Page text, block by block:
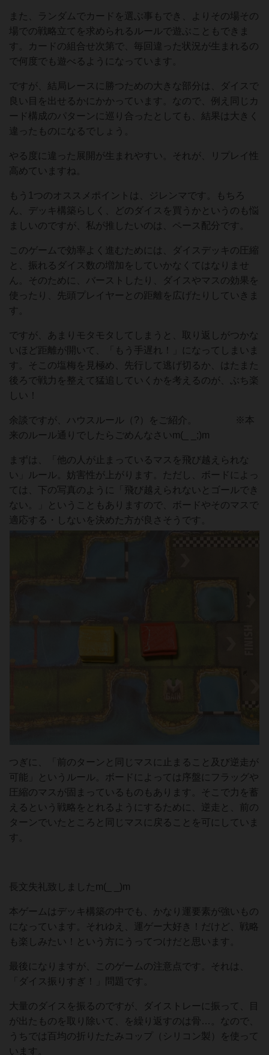
また、ランダムでカードを選ぶ事もでき、よりその場その
場での戦略立てを求められるルールで遊ぶこともできま
す。カードの組合せ次第で、毎回違った状況が生まれるの
で何度でも遊べるようになっています。
ですが、結局レースに勝つための大きな部分は、ダイスで
良い目を出せるかにかかっています。なので、例え同じカ
ード構成のパターンに巡り合ったとしても、結果は大きく
違ったものになるでしょう。
やる度に違った展開が生まれやすい。それが、リプレイ性
高めていますね。
もう1つのオススメポイントは、ジレンマです。もちろ
ん、デッキ構築らしく、どのダイスを買うかというのも悩
ましいのですが、私が推したいのは、ペース配分です。
このゲームで効率よく進むためには、ダイスデッキの圧縮
と、振れるダイス数の増加をしていかなくてはなりませ
ん。そのために、バーストしたり、ダイスやマスの効果を
使ったり、先頭プレイヤーとの距離を広げたりしていきま
す。
ですが、あまりモタモタしてしまうと、取り返しがつかな
いほど距離が開いて、「もう手遅れ！」になってしまいま
す。そこの塩梅を見極め、先行して逃げ切るか、はたまた
後ろで戦力を整えて猛追していくかを考えるのが、ぶち楽
しい！
余談ですが、ハウスルール（?）をご紹介。 ※本
来のルール通りでしたらごめんなさいm(_ _;)m
まずは、「他の人が止まっているマスを飛び越えられな
い」ルール。妨害性が上がります。ただし、ボードによっ
ては、下の写真のように「飛び越えられないとゴールでき
ない。」ということもありますので、ボードやそのマスで
適応する・しないを決めた方が良さそうです。
つぎに、「前のターンと同じマスに止まること及び逆走が
可能」というルール。ボードによっては序盤にフラッグや
圧縮のマスが固まっているものもあります。そこで力を蓄
えるという戦略をとれるようにするために、逆走と、前の
ターンでいたところと同じマスに戻ることを可にしていま
す。
長文失礼致しましたm(_ _)m
本ゲームはデッキ構築の中でも、かなり運要素が強いもの
になっています。それゆえ、運ゲー大好き！だけど、戦略
も楽しみたい！という方にうってつけだと思います。
最後になりますが、このゲームの注意点です。それは、
「ダイス振りすぎ！」問題です。
大量のダイスを振るのですが、ダイストレーに振って、目
が出たものを取り除いて、を繰り返すのは骨…。なので、
うちでは百均の折りたたみコップ（シリコン製）を使って
います。